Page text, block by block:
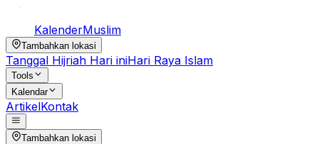
KalenderMuslim
Tambahkan lokasi
Tanggal Hijriah Hari iniHari Raya Islam
Tools
Kalendar
ArtikelKontak
Tambahkan lokasi